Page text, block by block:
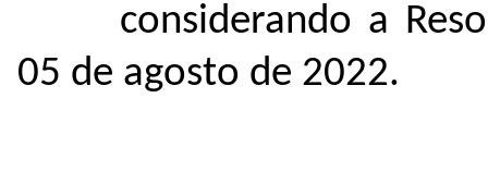
considerando a
05 de agosto de 2022.